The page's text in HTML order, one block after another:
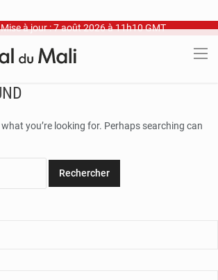
à jour : 7 août 2026 à 11h10 GMT
you’re looking for. Perhaps searching can